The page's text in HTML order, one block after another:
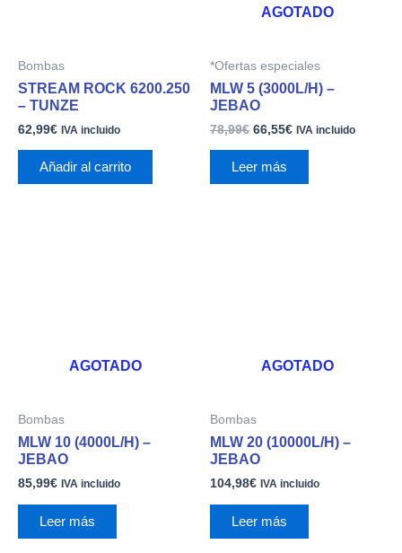
Bombas
STREAM ROCK 6200.250
– TUNZE
62,99€ IVA incluido
Añadir al carrito
AGOTADO
*Ofertas especiales
MLW 5 (3000L/H) –
JEBAO
78,99€ 66,55€ IVA incluido
Leer más
AGOTADO
Bombas
MLW 10 (4000L/H) –
JEBAO
85,99€ IVA incluido
Leer más
AGOTADO
Bombas
MLW 20 (10000L/H) –
JEBAO
104,98€ IVA incluido
Leer más